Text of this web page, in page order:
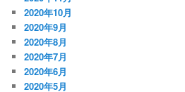
2020年10月
2020年9月
2020年8月
2020年7月
2020年6月
2020年5月